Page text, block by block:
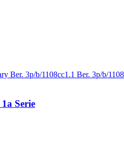
Ber. 3p/b/1108cc1.1 Ber. 3p/b/
Serie